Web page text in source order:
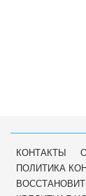
КОНТАКТЫ
ПОЛИТИКА